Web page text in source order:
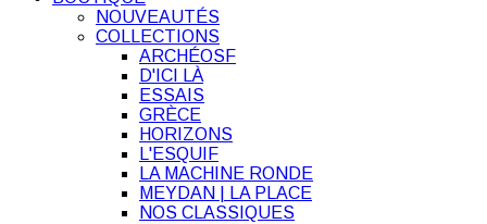
NOUVEAUTÉS
COLLECTIONS
ARCHÉOSF
D'ICI LÀ
ESSAIS
GRÈCE
HORIZONS
L'ESQUIF
LA MACHINE RONDE
MEYDAN | LA PLACE
NOS CLASSIQUES